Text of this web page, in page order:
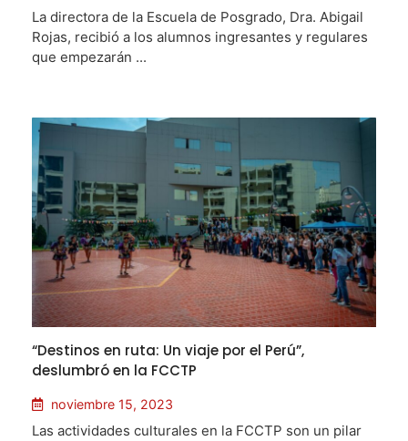
La directora de la Escuela de Posgrado, Dra. Abigail
Rojas, recibió a los alumnos ingresantes y regulares
que empezarán ...
“Destinos en ruta: Un viaje por el Perú”,
deslumbró en la FCCTP
noviembre 15, 2023
Las actividades culturales en la FCCTP son un pilar